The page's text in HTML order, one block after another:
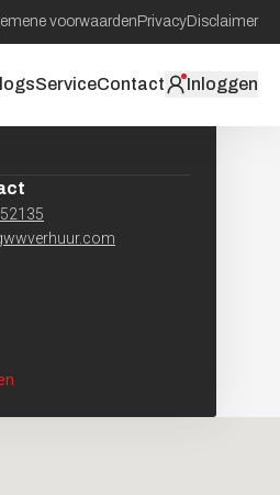
voorwaardenPrivacyDisclaimer
ServiceContact Inloggen